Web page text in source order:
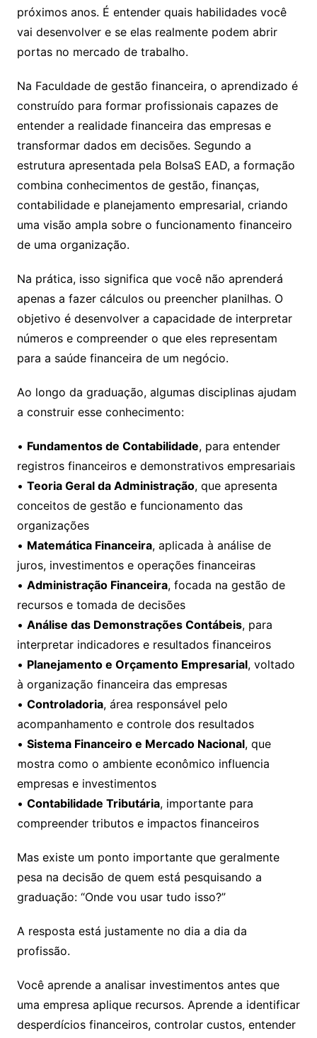
próximos anos. É entender quais habilidades você
vai desenvolver e se elas realmente podem abrir
portas no mercado de trabalho.
Na Faculdade de gestão financeira, o aprendizado é
construído para formar profissionais capazes de
entender a realidade financeira das empresas e
transformar dados em decisões. Segundo a
estrutura apresentada pela BolsaS EAD, a formação
combina conhecimentos de gestão, finanças,
contabilidade e planejamento empresarial, criando
uma visão ampla sobre o funcionamento financeiro
de uma organização.
Na prática, isso significa que você não aprenderá
apenas a fazer cálculos ou preencher planilhas. O
objetivo é desenvolver a capacidade de interpretar
números e compreender o que eles representam
para a saúde financeira de um negócio.
Ao longo da graduação, algumas disciplinas ajudam
a construir esse conhecimento:
• Fundamentos de Contabilidade, para entender
registros financeiros e demonstrativos empresariais
• Teoria Geral da Administração, que apresenta
conceitos de gestão e funcionamento das
organizações
• Matemática Financeira, aplicada à análise de
juros, investimentos e operações financeiras
• Administração Financeira, focada na gestão de
recursos e tomada de decisões
• Análise das Demonstrações Contábeis, para
interpretar indicadores e resultados financeiros
• Planejamento e Orçamento Empresarial, voltado
à organização financeira das empresas
• Controladoria, área responsável pelo
acompanhamento e controle dos resultados
• Sistema Financeiro e Mercado Nacional, que
mostra como o ambiente econômico influencia
empresas e investimentos
• Contabilidade Tributária, importante para
compreender tributos e impactos financeiros
Mas existe um ponto importante que geralmente
pesa na decisão de quem está pesquisando a
graduação: “Onde vou usar tudo isso?”
A resposta está justamente no dia a dia da
profissão.
Você aprende a analisar investimentos antes que
uma empresa aplique recursos. Aprende a identificar
desperdícios financeiros, controlar custos, entender